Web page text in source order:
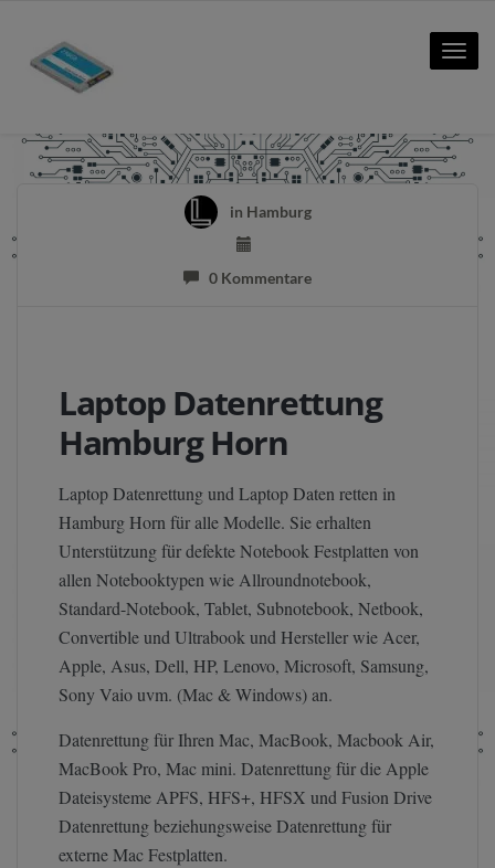
Toggle
in Hamburg
0 Kommentare
Laptop Datenrettung
Hamburg Horn
Laptop Datenrettung und Laptop Daten retten in
Hamburg Horn für alle Modelle. Sie erhalten
Unterstützung für defekte Notebook Festplatten von
allen Notebooktypen wie Allroundnotebook,
Standard-Notebook, Tablet, Subnotebook, Netbook,
Convertible und Ultrabook und Hersteller wie Acer,
Apple, Asus, Dell, HP, Lenovo, Microsoft, Samsung,
Sony Vaio uvm. (Mac & Windows) an.
Datenrettung für Ihren Mac, MacBook, Macbook Air,
MacBook Pro, Mac mini. Datenrettung für die Apple
Dateisysteme APFS, HFS+, HFSX und Fusion Drive
Datenrettung beziehungsweise Datenrettung für
externe Mac Festplatten.